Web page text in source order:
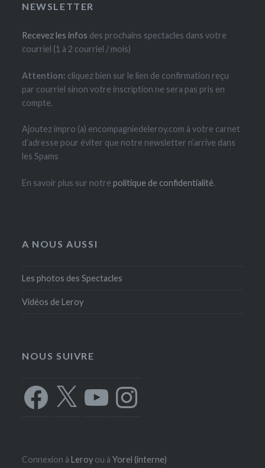
NEWSLETTER
Recevez les infos des prochains spectacles dans votre
courriel (1 à 2 courriel / mois)
Attention: cliquez bien sur le lien de confirmation reçu
par courriel sinon votre inscription ne sera pas pris en
compte.
Ajoutez impro (a) encompagniedeleroy.com à votre carnet
d’adresse pour éviter que notre newsletter n’arrive dans
les Spams
En savoir plus sur notrepolitique de confidentialité.
A NOUS AUSSI
Les photos des Spectacles
Vidéos de Leroy
NOUS SUIVRE
Facebook
X Instagram
Connexion àLeroy ou àYorel (interne)